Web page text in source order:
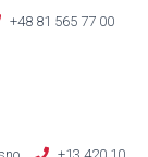
+48 81 565 77 00